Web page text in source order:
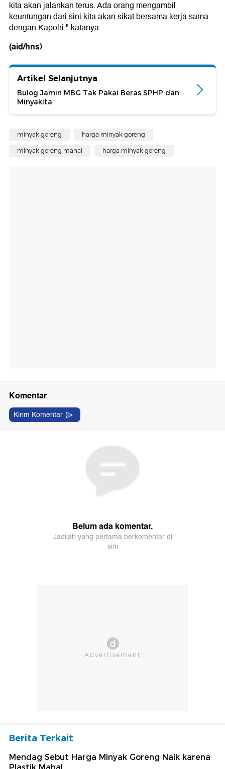
kita akan jalankan terus. Ada orang mengambil
keuntungan dari sini kita akan sikat bersama kerja sama
dengan Kapolri," katanya.
(aid/hns)
Artikel Selanjutnya
Bulog Jamin MBG Tak Pakai Beras SPHP dan
Minyakita
minyak goreng harga minyak goreng
minyak goreng mahal harga minyak goreng
Berita Terkait
Mendag Sebut Harga Minyak Goreng Naik karena
Plastik Mahal